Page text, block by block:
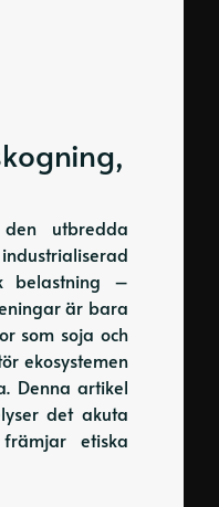
utbredda
belastning –
är bara
som soja och
ekosystemen
Denna artikel
det akuta
etiska